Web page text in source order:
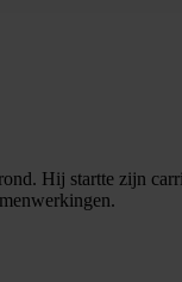
Hij startte zijn